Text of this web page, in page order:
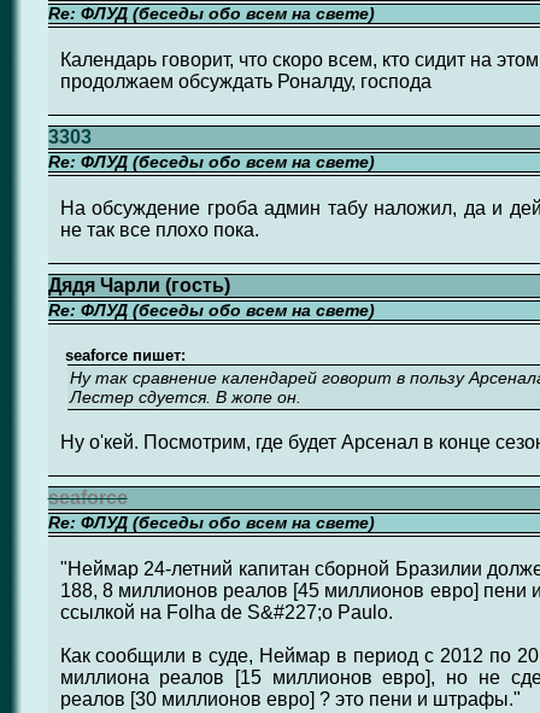
Re: ФЛУД (беседы обо всем на свете)
Календарь говорит, что скоро всем, кто сидит на
продолжаем обсуждать Роналду, господа
3303
Re: ФЛУД (беседы обо всем на свете)
На обсуждение гроба админ табу наложил, да и
не так все плохо пока.
Дядя Чарли (гость)
Re: ФЛУД (беседы обо всем на свете)
seaforce пишет:
Ну так сравнение календарей говорит в пользу
Лестер сдуется. В жопе он.
Ну о'кей. Посмотрим, где будет Арсенал в конце
seaforce
Re: ФЛУД (беседы обо всем на свете)
"Неймар 24-летний капитан сборной Бразилии
188, 8 миллионов реалов [45 миллионов евро] пени
ссылкой на Folha de S&#227;o Paulo.
Как сообщили в суде, Неймар в период с 2012 по
миллиона реалов [15 миллионов евро], но не
реалов [30 миллионов евро] ? это пени и штрафы."